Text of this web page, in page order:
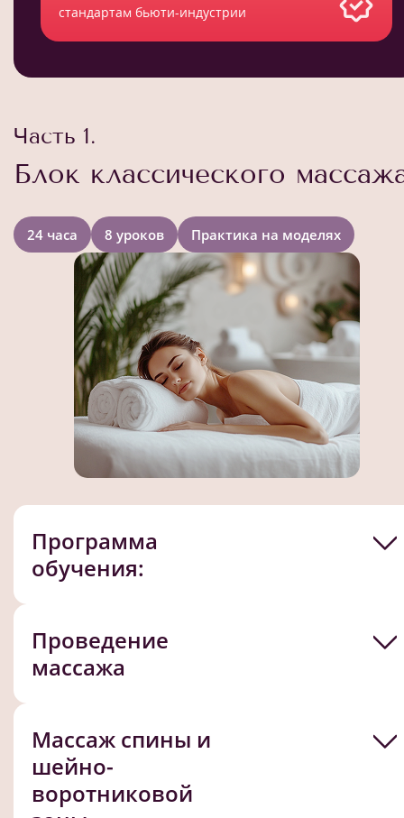
стандартам бьюти-индустрии
Часть 1.
Блок классического
24 часа 8 уроков Практика на моделях
Программа
обучения:
Проведение
массажа
Массаж спины и
шейно-
воротниковой